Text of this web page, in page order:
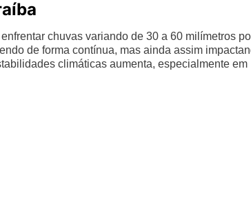
chuvas variando de 30 a 60 milímetros
de forma contínua, mas ainda assim
climáticas aumenta, especialmente em